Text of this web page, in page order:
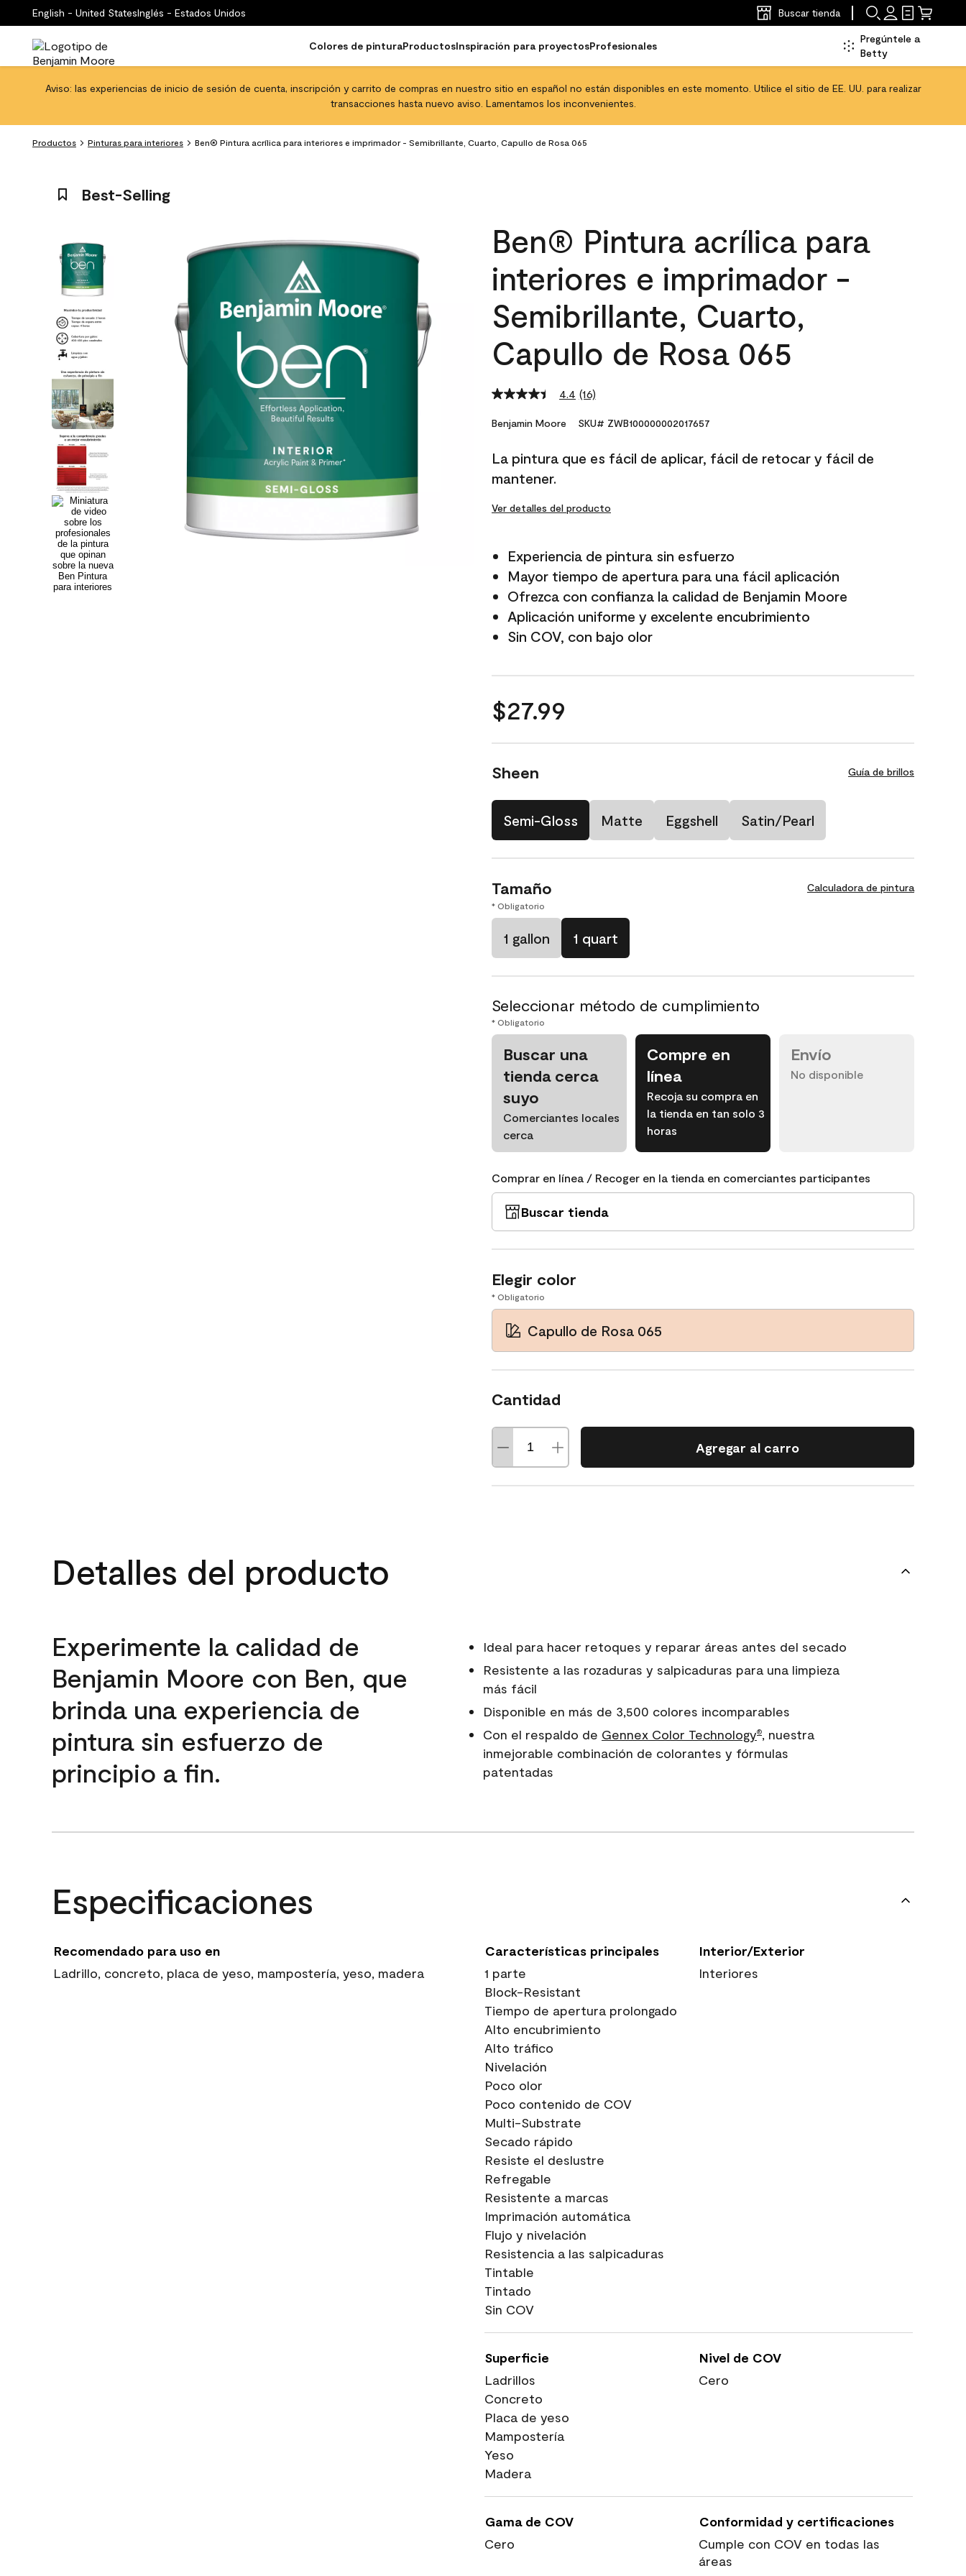
English - United StatesInglés - Estados Unidos Buscar tienda
Colores de pinturaProductosInspiración para proyectosProfesionales
Pregúntele a
Betty
Aviso: las experiencias de inicio de sesión de cuenta, inscripción y carrito de compras en nuestro sitio en español no están disponibles en este momento. Utilice el sitio de EE. UU. para realizar
transacciones hasta nuevo aviso. Lamentamos los inconvenientes.
Productos Pinturas para interiores Ben® Pintura acrílica para interiores e imprimador - Semibrillante, Cuarto, Capullo de Rosa 065
Best-Selling
Ben® Pintura acrílica para
interiores e imprimador -
Semibrillante, Cuarto,
Capullo de Rosa 065
4.4 Read
Reviews.
link.
(16)
Benjamin Moore SKU# ZWB100000002017657
La pintura que es fácil de aplicar, fácil de retocar y fácil de
mantener.
Ver detalles del producto
Experiencia de pintura sin esfuerzo
Mayor tiempo de apertura para una fácil aplicación
Ofrezca con confianza la calidad de Benjamin Moore
Aplicación uniforme y excelente encubrimiento
Sin COV, con bajo olor
$27.99
Sheen Guía de brillos
Semi-Gloss Matte Eggshell Satin/Pearl
Tamaño Calculadora de pintura
* Obligatorio
1 gallon 1 quart
Seleccionar método de cumplimiento
* Obligatorio
Buscar una
tienda cerca
suyo
Comerciantes locales
cerca
Compre en
línea
Recoja su compra en
la tienda en tan solo 3
horas
Envío
No disponible
Comprar en línea / Recoger en la tienda en comerciantes participantes
Buscar tienda
Elegir color
* Obligatorio
Capullo de Rosa 065
Cantidad
Agregar al carro
Detalles del producto
Experimente la calidad de
Benjamin Moore con Ben, que
brinda una experiencia de
pintura sin esfuerzo de
principio a fin.
Ideal para hacer retoques y reparar áreas antes del secado
Resistente a las rozaduras y salpicaduras para una limpieza
más fácil
Disponible en más de 3,500 colores incomparables
Con el respaldo de Gennex Color Technology®, nuestra
inmejorable combinación de colorantes y fórmulas
patentadas
Especificaciones
Recomendado para uso en
Ladrillo, concreto, placa de yeso, mampostería, yeso, madera
Características principales
1 parte
Block-Resistant
Tiempo de apertura prolongado
Alto encubrimiento
Alto tráfico
Nivelación
Poco olor
Poco contenido de COV
Multi-Substrate
Secado rápido
Resiste el deslustre
Refregable
Resistente a marcas
Imprimación automática
Flujo y nivelación
Resistencia a las salpicaduras
Tintable
Tintado
Sin COV
Interior/Exterior
Interiores
Superficie
Ladrillos
Concreto
Placa de yeso
Mampostería
Yeso
Madera
Nivel de COV
Cero
Gama de COV
Cero
Conformidad y certificaciones
Cumple con COV en todas las
áreas